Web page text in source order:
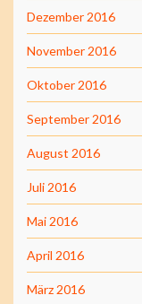
Dezember 2016
November 2016
Oktober 2016
September 2016
August 2016
Juli 2016
Mai 2016
April 2016
März 2016